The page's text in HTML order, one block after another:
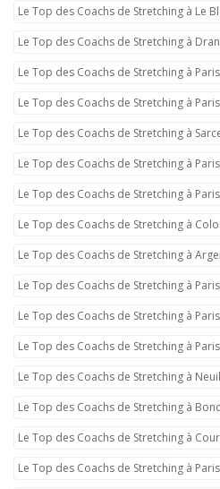
Le Top des Coachs de Stretching à Le
Le Top des Coachs de Stretching à
Le Top des Coachs de Stretching à
Le Top des Coachs de Stretching à
Le Top des Coachs de Stretching à
Le Top des Coachs de Stretching à
Le Top des Coachs de Stretching à
Le Top des Coachs de Stretching à
Le Top des Coachs de Stretching à
Le Top des Coachs de Stretching à
Le Top des Coachs de Stretching à
Le Top des Coachs de Stretching à
Le Top des Coachs de Stretching à
Le Top des Coachs de Stretching à
Le Top des Coachs de Stretching à
Le Top des Coachs de Stretching à